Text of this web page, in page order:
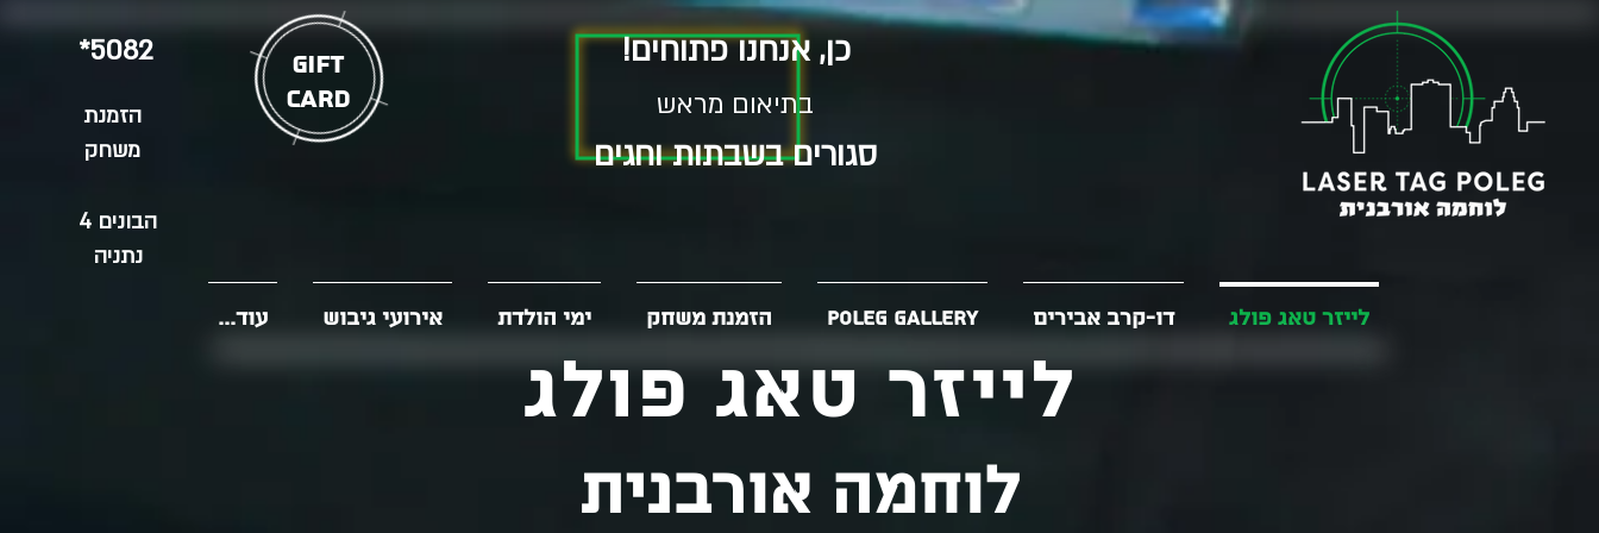
*5082
הזמנת
משחק
הבונים 4
נתניה
GIFT
CARD
כן, אנחנו פתוחים!
בתיאום מראש
סגורים בשבתות וחגים
לייזר טאג פולג דו-קרב אבירים Poleg Gallery הזמנת משחק ימי הולדת אירועי גיבוש עוד...
לייזר טאג פולג
לוחמה אורבנית